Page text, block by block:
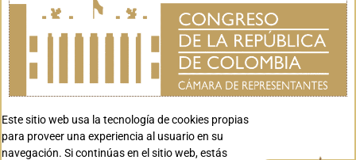
Instagram_@CamaraColombia
X_@CamaraColombia
Youtube_@CamaraColombia
Youtube_@CanalCongreso
Este sitio web usa la tecnología de cookies propias
para proveer una experiencia al usuario en su
navegación. Si continúas en el sitio web, estás